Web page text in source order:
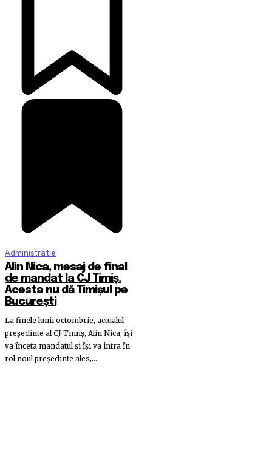
Administratie
Alin Nica, mesaj de final
de mandat la CJ Timiș.
Acesta nu dă Timișul pe
București
La finele lunii octombrie, actualul
președinte al CJ Timiș, Alin Nica, își
va înceta mandatul și își va intra în
rol noul președinte ales,...